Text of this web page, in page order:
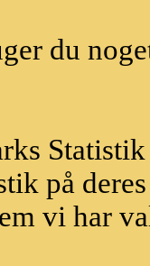
du
på
vi har